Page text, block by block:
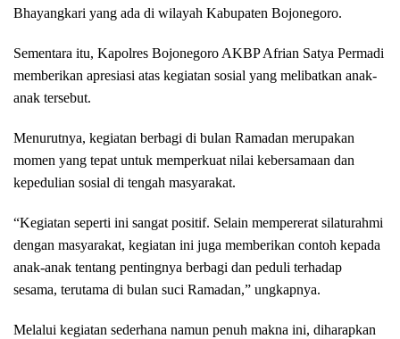
Bhayangkari yang ada di wilayah Kabupaten Bojonegoro.
Sementara itu, Kapolres Bojonegoro AKBP Afrian Satya Permadi
memberikan apresiasi atas kegiatan sosial yang melibatkan anak-
anak tersebut.
Menurutnya, kegiatan berbagi di bulan Ramadan merupakan
momen yang tepat untuk memperkuat nilai kebersamaan dan
kepedulian sosial di tengah masyarakat.
“Kegiatan seperti ini sangat positif. Selain mempererat silaturahmi
dengan masyarakat, kegiatan ini juga memberikan contoh kepada
anak-anak tentang pentingnya berbagi dan peduli terhadap
sesama, terutama di bulan suci Ramadan,” ungkapnya.
Melalui kegiatan sederhana namun penuh makna ini, diharapkan